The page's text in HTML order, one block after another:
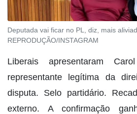
Deputada vai ficar no PL, diz, mais
REPRODUÇÃO/INSTAGRAM
Liberais apresentaram
representante legítima da
disputa. Selo partidário.
externo. A confirmação